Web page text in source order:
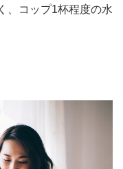
、コップ1杯程度の水